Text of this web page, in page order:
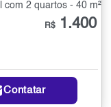
com 2 quartos - 40 m²
R$ 1.400
Contatar